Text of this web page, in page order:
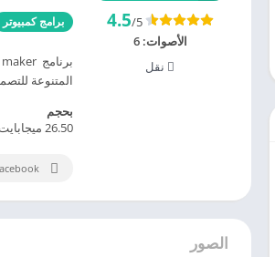
برامج كمبيوتر
المتنوعة للتصميمات ، و أكثر من
4.5/5
الأصوات:6
نقل
بحجم
26.50 ميجابايت
الصور